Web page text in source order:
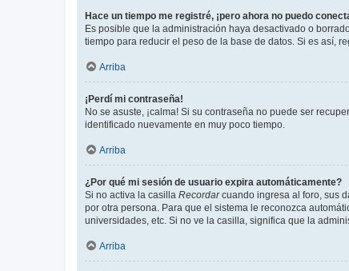
Hace un tiempo me registré, ¡pero ahora no puedo
Es posible que la administración haya desactivado o
tiempo para reducir el peso de la base de datos. Si es así,
Arriba
¡Perdí mi contraseña!
No se asuste, ¡calma! Si su contraseña no puede ser
identificado nuevamente en muy poco tiempo.
Arriba
¿Por qué mi sesión de usuario expira automáticamente?
Si no activa la casilla Recordarcuando ingresa al foro, sus
por otra persona. Para que el sistema le reconozca
universidades, etc. Si no ve la casilla, significa que la
Arriba